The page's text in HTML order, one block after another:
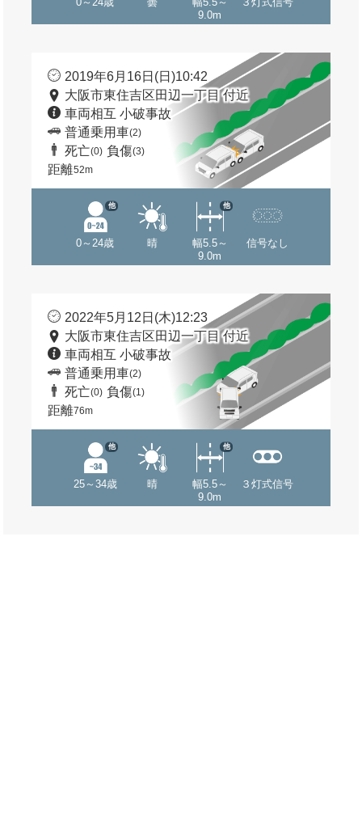
9.0m
2019年6月16日(日)10:42
大阪市東住吉区田辺一丁目 付近
車両相互 小破事故
普通乗用車(2)
死亡(0) 負傷(3)
距離52m
0～24歳
他
晴
幅5.5～
9.0m
他
信号なし
2022年5月12日(木)12:23
大阪市東住吉区田辺一丁目 付近
車両相互 小破事故
普通乗用車(2)
死亡(0) 負傷(1)
距離76m
25～34歳
他
晴
幅5.5～
9.0m
他
３灯式信号